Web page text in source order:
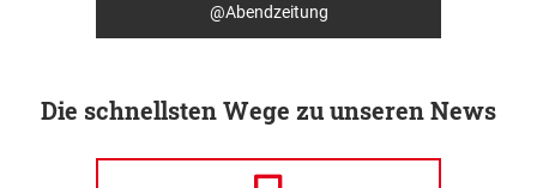
@Abendzeitung
Die schnellsten Wege zu unseren News